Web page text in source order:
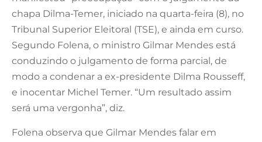
chapa Dilma-Temer, iniciado na quarta-feira (8), no
Tribunal Superior Eleitoral (TSE), e ainda em curso.
Segundo Folena, o ministro Gilmar Mendes está
conduzindo o julgamento de forma parcial, de
modo a condenar a ex-presidente Dilma Rousseff,
e inocentar Michel Temer. “Um resultado assim
será uma vergonha”, diz.
Folena observa que Gilmar Mendes falar em